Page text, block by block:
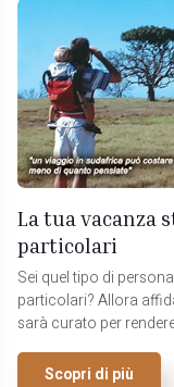
La tua vacanza
particolari
Sei quel tipo di
particolari? Allora
sarà curato per
Scopri di più